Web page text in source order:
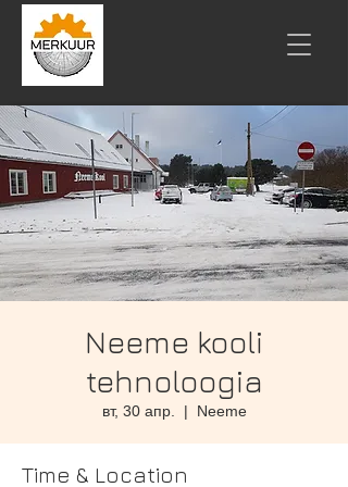
Neeme kooli
tehnoloogia
вт, 30 апр.
  |
Neeme
Time & Location